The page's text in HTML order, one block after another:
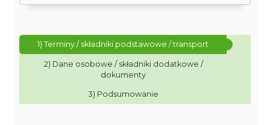
1) Terminy / składniki podstawowe / transport
2) Dane osobowe / składniki dodatkowe /
dokumenty
3) Podsumowanie